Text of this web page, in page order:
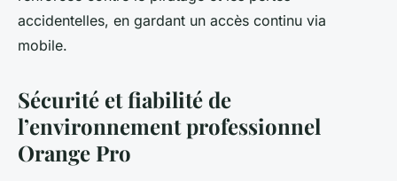
accidentelles, en gardant un accès continu via
mobile.
Sécurité et fiabilité de
l’environnement professionnel
Orange Pro